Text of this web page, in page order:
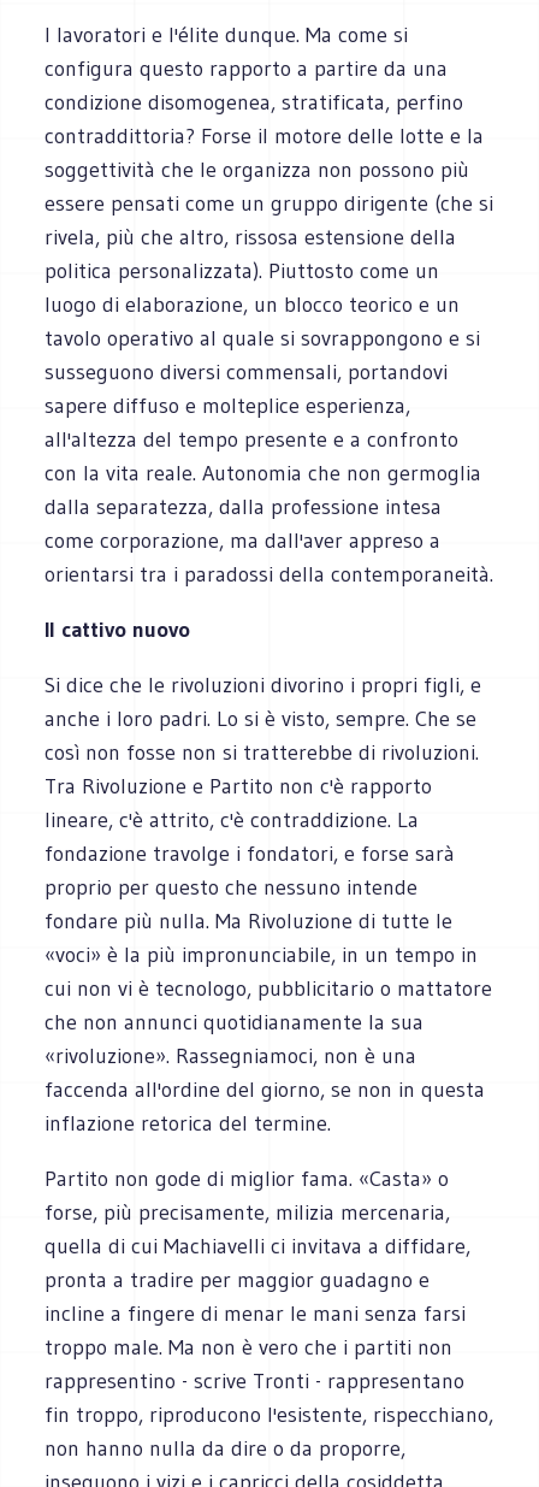
I lavoratori e l'élite dunque. Ma come si
configura questo rapporto a partire da una
condizione disomogenea, stratificata, perfino
contraddittoria? Forse il motore delle lotte e la
soggettività che le organizza non possono più
essere pensati come un gruppo dirigente (che si
rivela, più che altro, rissosa estensione della
politica personalizzata). Piuttosto come un
luogo di elaborazione, un blocco teorico e un
tavolo operativo al quale si sovrappongono e si
susseguono diversi commensali, portandovi
sapere diffuso e molteplice esperienza,
all'altezza del tempo presente e a confronto
con la vita reale. Autonomia che non germoglia
dalla separatezza, dalla professione intesa
come corporazione, ma dall'aver appreso a
orientarsi tra i paradossi della contemporaneità.
Il cattivo nuovo
Si dice che le rivoluzioni divorino i propri figli, e
anche i loro padri. Lo si è visto, sempre. Che se
così non fosse non si tratterebbe di rivoluzioni.
Tra Rivoluzione e Partito non c'è rapporto
lineare, c'è attrito, c'è contraddizione. La
fondazione travolge i fondatori, e forse sarà
proprio per questo che nessuno intende
fondare più nulla. Ma Rivoluzione di tutte le
«voci» è la più impronunciabile, in un tempo in
cui non vi è tecnologo, pubblicitario o mattatore
che non annunci quotidianamente la sua
«rivoluzione». Rassegniamoci, non è una
faccenda all'ordine del giorno, se non in questa
inflazione retorica del termine.
Partito non gode di miglior fama. «Casta» o
forse, più precisamente, milizia mercenaria,
quella di cui Machiavelli ci invitava a diffidare,
pronta a tradire per maggior guadagno e
incline a fingere di menar le mani senza farsi
troppo male. Ma non è vero che i partiti non
rappresentino - scrive Tronti - rappresentano
fin troppo, riproducono l'esistente, rispecchiano,
non hanno nulla da dire o da proporre,